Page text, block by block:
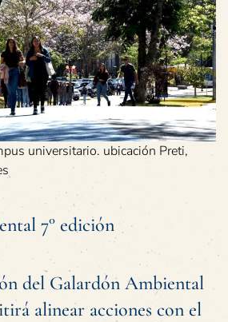
universitario. ubicación Preti,
7° edición
del Galardón Ambiental
alinear acciones con el